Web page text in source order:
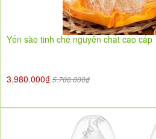
Yến sào tinh chế nguyên chất cao cấp
3.980.000₫ 5.700.000₫